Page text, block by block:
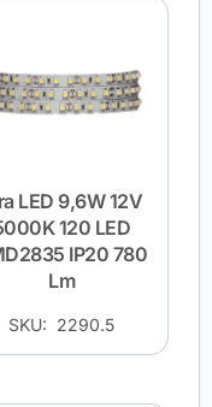
LED 9,6W 12V
120 LED
IP20 780
Lm
SKU: 2290.5